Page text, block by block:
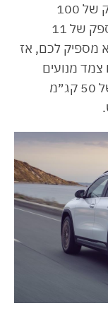
בלבד באמצעות מטען DC מהיר בהספק של 100
קילוואט. טעינה מעמדת AC ביתית בהספק של 11
כל זה לא מספיק לכם, אז
מנועים
המפיקים יחד 268 כ״ס, מומנט מיידי של 50 קג״מ